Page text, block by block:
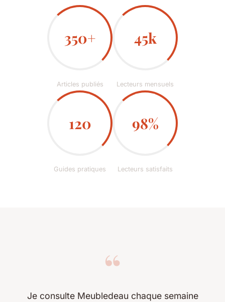
350+
Articles publiés
45k
Lecteurs mensuels
120
Guides pratiques
98%
Lecteurs satisfaits
“
Je consulte Meubledeau chaque semaine